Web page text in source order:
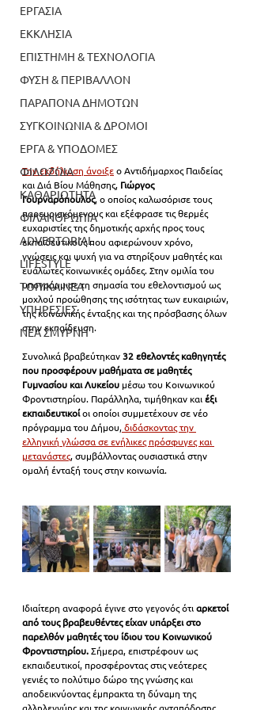
ΕΡΓΑΣΙΑ
ΕΚΚΛΗΣΙΑ
ΕΠΙΣΤΗΜΗ & ΤΕΧΝΟΛΟΓΙΑ
ΦΥΣΗ & ΠΕΡΙΒΑΛΛΟΝ
ΠΑΡΑΠΟΝΑ ΔΗΜΟΤΩΝ
ΣΥΓΚΟΙΝΩΝΙΑ & ΔΡΟΜΟΙ
ΕΡΓΑ & ΥΠΟΔΟΜΕΣ
ΦΙΛΟΖΩΙΑ
ΚΑΘΑΡΙΟΤΗΤΑ
ΦΙΛΑΝΘΡΩΠΙΑ
ADVERTORIAL
LIFESTYLE
ΤΟΠΙΚΑ ΝΕΑ
ΥΠΗΡΕΣΙΕΣ
ΝΕΑ ΣΜΥΡΝΗ
Την εκδήλωση άνοιξε ο Αντιδήμαρχος Παιδείας
και Διά Βίου Μάθησης, Γιώργος
Γουρναρόπουλος, ο οποίος καλωσόρισε τους
παρευρισκόμενους και εξέφρασε τις θερμές
ευχαριστίες της δημοτικής αρχής προς τους
εκπαιδευτικούς που αφιερώνουν χρόνο,
γνώσεις και ψυχή για να στηρίξουν μαθητές και
ευάλωτες κοινωνικές ομάδες. Στην ομιλία του
υπογράμμισε τη σημασία του εθελοντισμού ως
μοχλού προώθησης της ισότητας των ευκαιριών,
της κοινωνικής ένταξης και της πρόσβασης όλων
στην εκπαίδευση.
Συνολικά βραβεύτηκαν 32 εθελοντές καθηγητές
που προσφέρουν μαθήματα σε μαθητές
Γυμνασίου και Λυκείου μέσω του Κοινωνικού
Φροντιστηρίου. Παράλληλα, τιμήθηκαν και έξι
εκπαιδευτικοί οι οποίοι συμμετέχουν σε νέο
πρόγραμμα του Δήμου, διδάσκοντας την
ελληνική γλώσσα σε ενήλικες πρόσφυγες και
μετανάστες, συμβάλλοντας ουσιαστικά στην
ομαλή ένταξή τους στην κοινωνία.
Ιδιαίτερη αναφορά έγινε στο γεγονός ότι αρκετοί
από τους βραβευθέντες είχαν υπάρξει στο
παρελθόν μαθητές του ίδιου του Κοινωνικού
Φροντιστηρίου. Σήμερα, επιστρέφουν ως
εκπαιδευτικοί, προσφέροντας στις νεότερες
γενιές το πολύτιμο δώρο της γνώσης και
αποδεικνύοντας έμπρακτα τη δύναμη της